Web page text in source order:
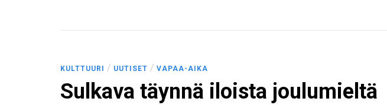
KULTTUURI / UUTISET / VAPAA-AIKA
Sulkava täynnä iloista joulumieltä